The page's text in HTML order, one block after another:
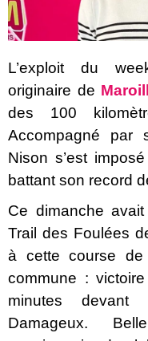
L’exploit du
originaire de
des 100
Accompagné par
Nison s’est
battant son record
Ce dimanche
Trail des Foulées
à cette course
commune :
minutes
Damageux.